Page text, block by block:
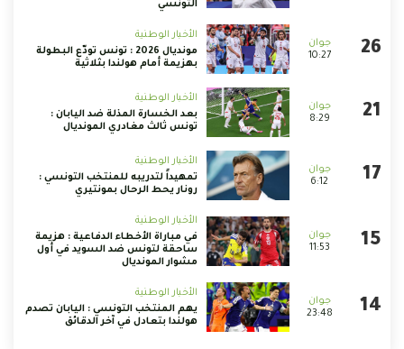
التونسي
10:27
الأخبار الوطنية
مونديال 2026 : تونس تودّع البطولة
بهزيمة أمام هولندا بثلاثية
8:29
الأخبار الوطنية
بعد الخسارة المذلة ضد اليابان :
تونس ثالث مغادري المونديال
6:12
الأخبار الوطنية
تمهيداً لتدريبه للمنتخب التونسي :
رونار يحط الرحال بمونتيري
11:53
الأخبار الوطنية
في مباراة الأخطاء الدفاعية : هزيمة
ساحقة لتونس ضد السويد في أول
مشوار المونديال
23:48
الأخبار الوطنية
يهم المنتخب التونسي : اليابان تصدم
هولندا بتعادل في آخر الدقائق